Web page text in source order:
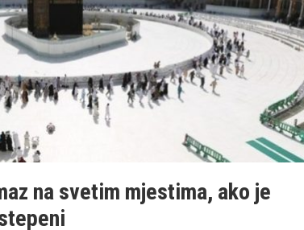
na svetim mjestima, ako je